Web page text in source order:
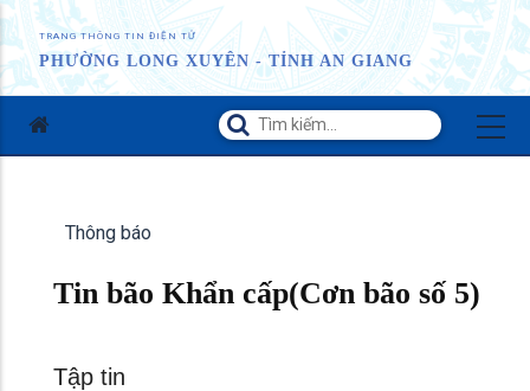
TRANG THÔNG TIN ĐIỆN TỬ
PHƯỜNG LONG XUYÊN - TỈNH AN GIANG
Thông báo
Tin bão Khẩn cấp(Cơn bão số 5)
Tập tin